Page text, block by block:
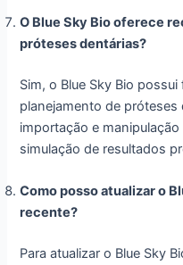
O Blue Sky Bio oferece
próteses dentárias?
Sim, o Blue Sky Bio
planejamento de
importação e
simulação de resultados
Como posso atualizar o
recente?
Para atualizar o Blue Sky